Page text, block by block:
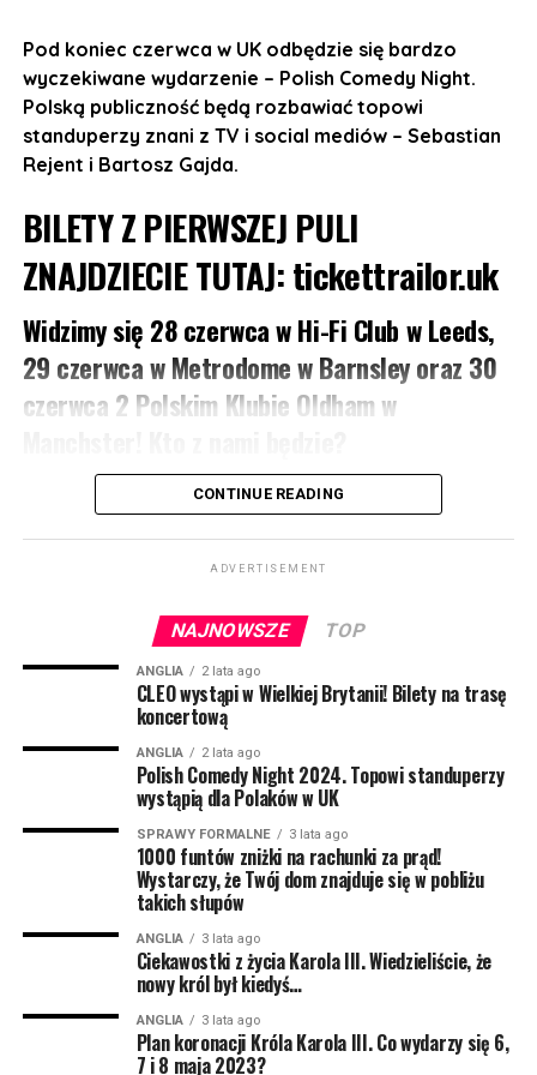
Grosvenor St, Manchester M1 7HL
11 listopada w Sheffield Network2, 14 Matilda St,
Sheffield S1
12 listopada w The Castle and Falcon, 402
13 listopada w 229 London, 229 Great Portland St,
London W1W 5PN
Otwarcie drzwi: 19:00
https://bilety.sherlockmedia.ltd/events/sherlockmedialtd/
Pod koniec czerwca w UK odbędzie się bardzo
wyczekiwane wydarzenie – Polish Comedy Night.
Polską publiczność będą rozbawiać topowi
standuperzy znani z TV i social mediów – Sebastian
Rejent i Bartosz Gajda.
BILETY Z PIERWSZEJ PULI
ZNAJDZIECIE TUTAJ:tickettrailor.uk
Widzimy się 28 czerwca w Hi-Fi Club w Leeds,
29 czerwca w Metrodome w Barnsley oraz 30
czerwca 2 Polskim Klubie Oldham w
Od lat, niczym w skeczu Monty
Pythona, szuka żartu idealnego, jeszcze mu się to nie
udało, natomiast trzykrotnie żartem sprawił, że ktoś się
posikał ze śmiechu… i nie było to dziecko. Sukces.
dla siebie, jednak woli dla ludzi. Znacie go m.in. z
programu Kuby Wojewódzkiego.
Bartosz Gajda:Kabareciarz, standuper, komik –
generalnie człowiek od śmiesznych rzeczy. Można go
oglądać na scenach wielu miast w Polsce, bo jeździ i
rozbawia ludzi. Podobno ktoś widział jak Bartosz kiedyś
był poważny przez półtorej minuty, ale to nie jest do
końca potwierdzone. Prywatnie ze Śląska, a dokładniej
z Pszczyny. Dlatego czasem z jego ust może paść
tajemnicze “pogodej mi do lacza”, albo “co żeś tam zaś
przysmyczył?”. Możecie go kojarzyć z Radia ZET, gdzie
codziennie budzi tysiące słuchaczy.
NIE MOŻE CIĘ TAM ZABRAKNĄĆ! Liczba miejsc na
widowni jest mocno ograniczona, więc nie zwlekaj z
CONTINUE READING
ADVERTISEMENT
NAJNOWSZE TOP
ANGLIA 2 lata ago
CLEO wystąpi w Wielkiej Brytanii! Bilety na trasę
koncertową
ANGLIA 2 lata ago
Polish Comedy Night 2024. Topowi standuperzy
wystąpią dla Polaków w UK
SPRAWY FORMALNE 3 lata ago
1000 funtów zniżki na rachunki za prąd!
Wystarczy, że Twój dom znajduje się w pobliżu
takich słupów
ANGLIA 3 lata ago
Ciekawostki z życia Karola III. Wiedzieliście, że
nowy król był kiedyś…
ANGLIA 3 lata ago
Plan koronacji Króla Karola III. Co wydarzy się 6,
7 i 8 maja 2023?